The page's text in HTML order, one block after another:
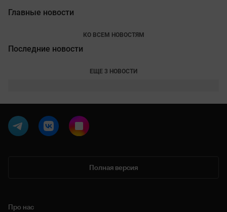
Главные новости
КО ВСЕМ НОВОСТЯМ
Последние новости
ЕЩЕ 3 НОВОСТИ
Полная версия
Про нас